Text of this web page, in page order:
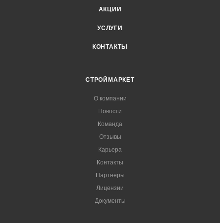
АКЦИИ
УСЛУГИ
КОНТАКТЫ
СТРОЙМАРКЕТ
О компании
Новости
Команда
Отзывы
Карьера
Контакты
Партнеры
Лицензии
Документы